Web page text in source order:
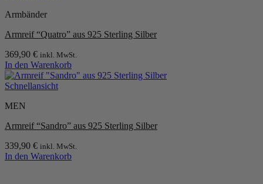
mehrere
auf.
Optionen
können
auf
der
gewählt
werden
Armbänder
Armreif “Quatro” aus 925 Sterling Silber
369,90 € inkl. MwSt.
In den Warenkorb
Schnellansicht
MEN
Armreif “Sandro” aus 925 Sterling Silber
339,90 € inkl. MwSt.
In den Warenkorb